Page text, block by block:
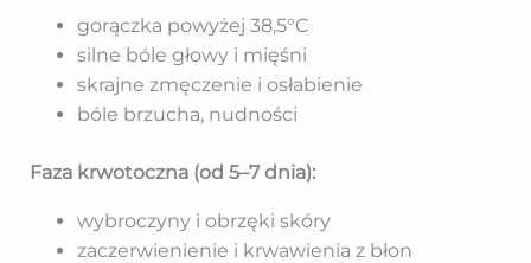
gorączka powyżej 38,5°C
silne bóle głowy i mięśni
skrajne zmęczenie i osłabienie
bóle brzucha, nudności
Faza krwotoczna (od 5–7 dnia):
wybroczyny i obrzęki skóry
zaczerwienienie i krwawienia z błon